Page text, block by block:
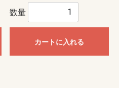
数量
カートに入れる